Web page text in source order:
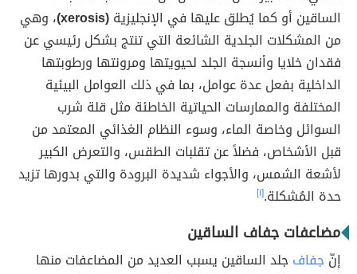
الساقين أو كما يُطلق عليها في الإنجليزية(xerosis)
، وهي
من المشكلات الجلدية الشائعة التي تنتج بشكل رئيسي عن
فقدان خلايا وأنسجة الجلد لحيويتها ومرونتها ورطوبتها
الداخلية بفعل عدة عوامل، بما في ذلك العوامل البيئية
المختلفة والممارسات الحياتية الخاطئة مثل قلة شرب
السوائل وخاصة الماء، وسوء النظام الغذائي المعتمد من
قبل الأشخاص، فضلاً عن تقلبات الطقس، والتعرض الكبير
لأشعة الشمس، والأجواء شديدة البرودة والتي بدورها تزيد
حدة المُشكلة.[١]
مضاعفات جفاف الساقين
إنّجفافجلد الساقين يسبب العديد من المضاعفات منها